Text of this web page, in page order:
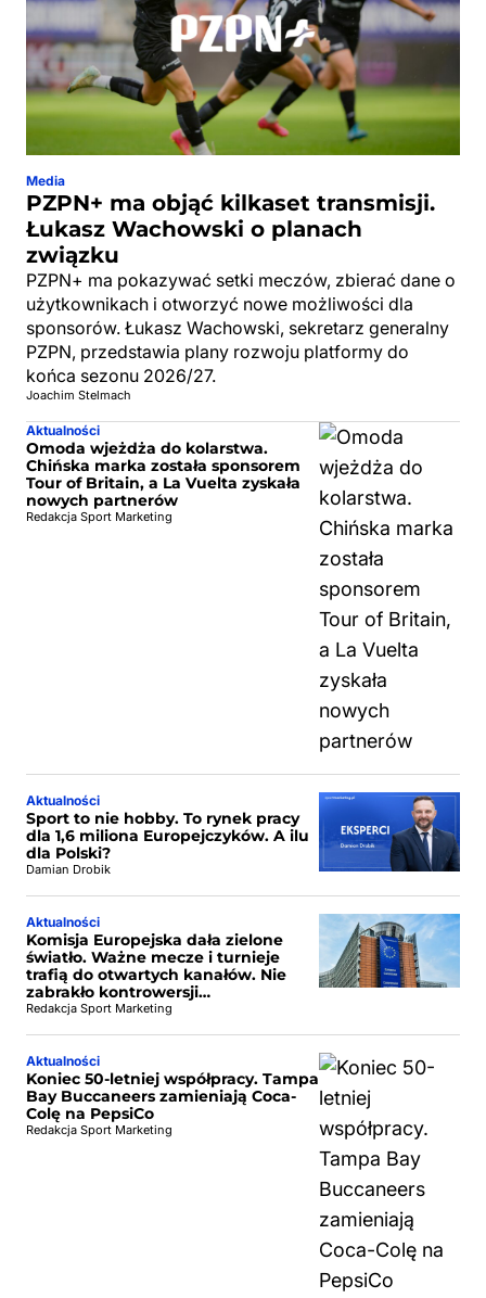
Media
PZPN+ ma objąć kilkaset transmisji.
Łukasz Wachowski o planach
związku
PZPN+ ma pokazywać setki meczów, zbierać dane o
użytkownikach i otworzyć nowe możliwości dla
sponsorów. Łukasz Wachowski, sekretarz generalny
PZPN, przedstawia plany rozwoju platformy do
końca sezonu 2026/27.
Joachim Stelmach
Aktualności
Omoda wjeżdża do kolarstwa.
Chińska marka została sponsorem
Tour of Britain, a La Vuelta zyskała
nowych partnerów
Redakcja Sport Marketing
Aktualności
Sport to nie hobby. To rynek pracy
dla 1,6 miliona Europejczyków. A ilu
dla Polski?
Damian Drobik
Aktualności
Komisja Europejska dała zielone
światło. Ważne mecze i turnieje
trafią do otwartych kanałów. Nie
zabrakło kontrowersji…
Redakcja Sport Marketing
Aktualności
Koniec 50-letniej współpracy. Tampa
Bay Buccaneers zamieniają Coca-
Colę na PepsiCo
Redakcja Sport Marketing